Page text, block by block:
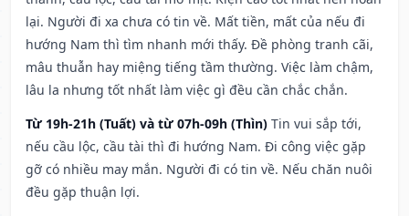
lại. Người đi xa chưa có tin về. Mất tiền, mất của nếu đi
hướng Nam thì tìm nhanh mới thấy. Đề phòng tranh cãi,
mâu thuẫn hay miệng tiếng tầm thường. Việc làm chậm,
lâu la nhưng tốt nhất làm việc gì đều cần chắc chắn.
Từ 19h-21h (Tuất) và từ 07h-09h (Thìn) Tin vui sắp tới,
nếu cầu lộc, cầu tài thì đi hướng Nam. Đi công việc gặp
gỡ có nhiều may mắn. Người đi có tin về. Nếu chăn nuôi
đều gặp thuận lợi.